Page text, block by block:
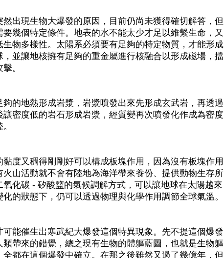
出現生物大爆發的原因，目前仍尚未獲得確切解答，但
幾個特定條件。地表的水不能太少才足以維繫生命，又
物多樣性。太陽系必須要有足夠的特定物質，才能形成
並讓地核擁有足夠的重金屬進行核融合以形成磁場，擋
。
的地熱形成岩漿，岩漿噴發出來先形成玄武岩，再透過
密度低的岩石形成岩漿，經質變再次噴發化作成為密度
度又稠得剛剛好可以構成板塊作用，因為沒有板塊作用
火山活動就不會有陸地為海洋帶來養份、提供動物生存所
化碳 - 矽酸盬的氣候調解方式，可以讓地球在太陽越來
的狀態下，仍可以透過物理與化學作用調節全球氣溫。
能催生出寒武紀大爆發這個特異現象。先不提這個爆發
帶來的錯覺，總之現有生物的體軀藍圖，也就是生物軀
都在這個爆發中確立。在那之後雖然又過了幾億年，但